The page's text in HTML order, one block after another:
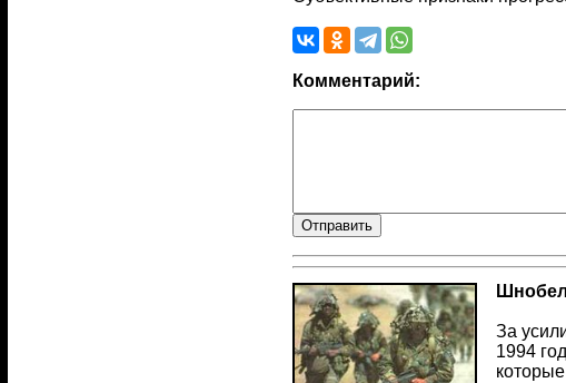
Комментарий:
За
1994